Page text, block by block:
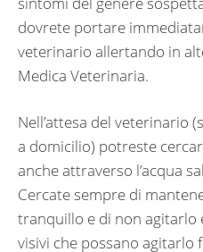
dovrete portare
veterinario allertando in
Medica Veterinaria.
Nell’attesa del veterinario
a domicilio) potreste
anche attraverso l’acqua
Cercate sempre di
tranquillo e di non
visivi che possano agitarlo